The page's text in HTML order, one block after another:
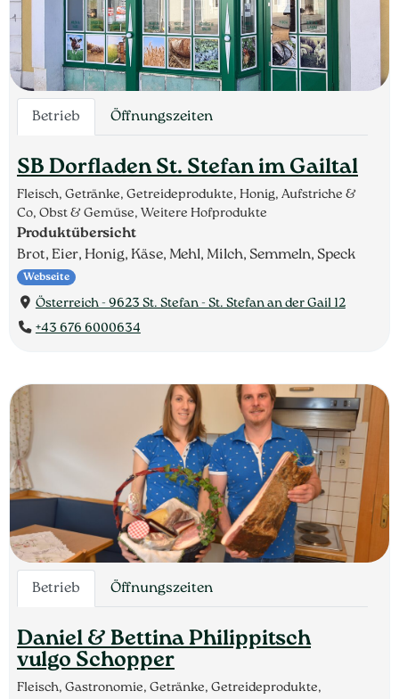
Betrieb Öffnungszeiten
SB Dorfladen St. Stefan im Gailtal
Fleisch, Getränke, Getreideprodukte, Honig, Aufstriche &
Co, Obst & Gemüse, Weitere Hofprodukte
Produktübersicht
Brot, Eier, Honig, Käse, Mehl, Milch, Semmeln, Speck
Webseite
Österreich - 9623 St. Stefan - St. Stefan an der Gail 12
+43 676 6000634
Betrieb Öffnungszeiten
Daniel & Bettina Philippitsch
vulgo Schopper
Fleisch, Gastronomie, Getränke, Getreideprodukte,